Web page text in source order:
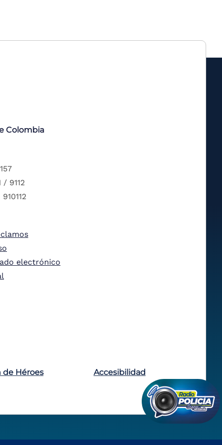
Colombia
/ 9112
electrónico
de Héroes Accesibilidad